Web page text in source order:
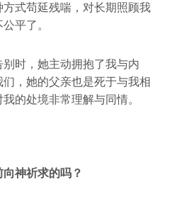
方式苟延残喘，对长期照顾我
平了。
时，她主动拥抱了我与内
，她的父亲也是死于与我相
的处境非常理解与同情。
神祈求的吗？